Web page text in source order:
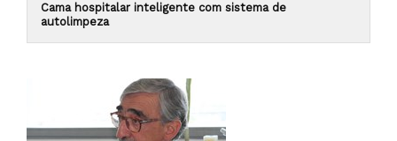
Cama hospitalar inteligente com sistema de
autolimpeza